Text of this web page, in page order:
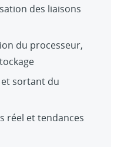
des liaisons
du processeur,
sortant du
réel et tendances